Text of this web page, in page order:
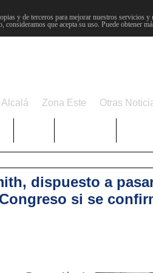
y de terceros para mejorar nuestros servicios
consideramos que acepta su uso. Puede obtener
Alcalá Zona Este Otras
dispuesto a
si se